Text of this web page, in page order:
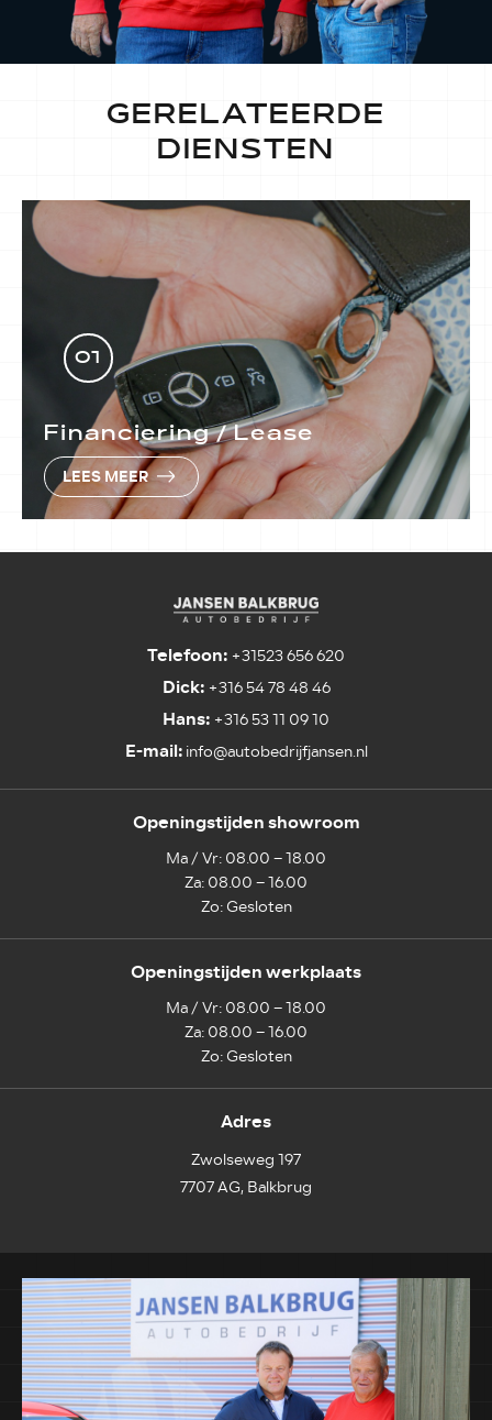
GERELATEERDE
DIENSTEN
01
Financiering / Lease
LEES MEER
Telefoon: +31523 656 620
Dick:+316 54 78 48 46
Hans: +316 53 11 09 10
E-mail:info@autobedrijfjansen.nl
Openingstijden showroom
Ma / Vr: 08.00 – 18.00
Za: 08.00 – 16.00
Zo: Gesloten
Openingstijden werkplaats
Ma / Vr: 08.00 – 18.00
Za: 08.00 – 16.00
Zo: Gesloten
Adres
Zwolseweg 197
7707 AG, Balkbrug